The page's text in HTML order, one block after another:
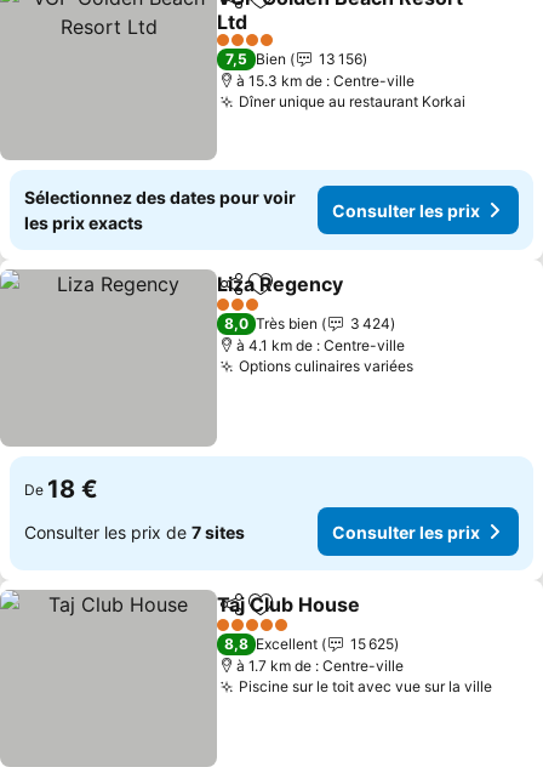
PartagerAjouter à mes favoris
Ltd
Consulter les prix
4 Étoiles
7,5 Bien
13 156
à 15.3 km de : Centre-ville
Dîner unique au restaurant Korkai
Sélectionnez des dates pour voir
les prix exacts
Consulter les prix
PartagerAjouter à mes favoris
Liza Regency
3 Étoiles
8,0 Très bien
3 424
à 4.1 km de : Centre-ville
Options culinaires variéesConsulter les
De 18 €
Consulter les prix de 7 sites Consulter les prix
PartagerAjouter à mes favoris
Taj Club House
5 Étoiles
8,8 Excellent
15 625
à 1.7 km de : Centre-ville
Piscine sur le toit avec vue sur la ville